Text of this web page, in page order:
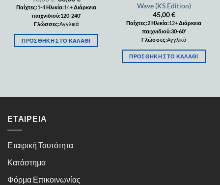
Παίχτες:1-4Ηλικία:14+Διάρκεια
παιχνιδιού:120-240'
Γλώσσες:Αγγλικά
ΠΡΟΣΘΉΚΗ ΣΤΟ ΚΑΛΆΘΙ
Wave (KS Edition)
45,00€
Παίχτες:2Ηλικία:12+Διάρκεια
παιχνιδιού:30-60'
Γλώσσες:Αγγλικά
ΠΡΟΣΘΉΚΗ ΣΤΟ ΚΑΛΆΘΙ
ΕΤΑΙΡΕΊΑ
Εταιρική Ταυτότητα
Κατάστημα
Φόρμα Επικοινωνίας